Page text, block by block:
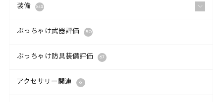
装備 342
ぶっちゃけ武器評価 150
ぶっちゃけ防具装備評価 67
アクセサリー関連 6